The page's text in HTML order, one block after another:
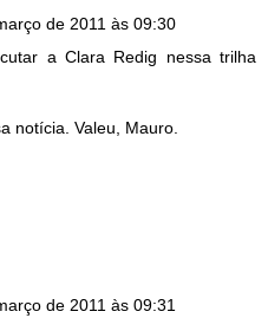
de 2011 às 09:30
a Clara Redig nessa trilha
notícia. Valeu, Mauro.
de 2011 às 09:31